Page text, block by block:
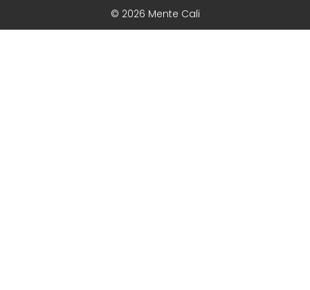
© 2026 Mente Cali